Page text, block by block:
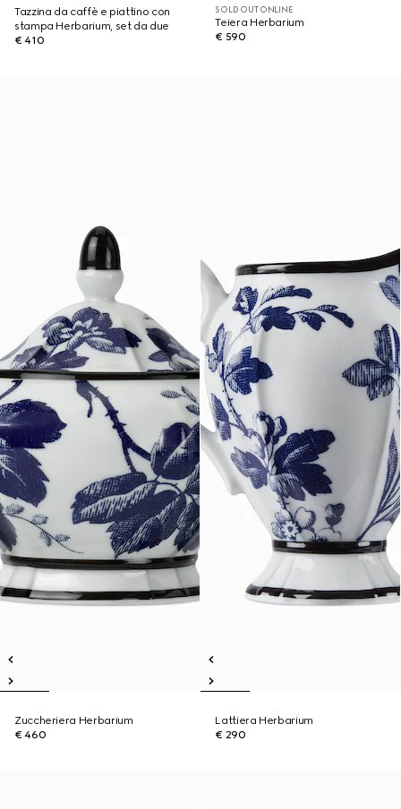
Tazzina da caffè e piattino con
stampa Herbarium, set da due
€ 410
SOLD OUT ONLINE
Teiera Herbarium
€ 590
Zuccheriera Herbarium
€ 460
Lattiera Herbarium
€ 290